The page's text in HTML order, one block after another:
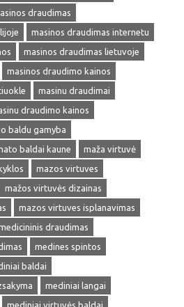
draudimas
masinos draudimas internetu
masinos draudimas lietuvoje
masinos draudimo kainos
masinu draudimai
draudimo kainos
baldu gamyba
baldai kaune
maža virtuvė
mazos virtuves
mažos virtuvės dizainas
mazos virtuves isplanavimas
draudimas
medines spintos
baldai
mediniai langai
mediniai virtuvės baldai